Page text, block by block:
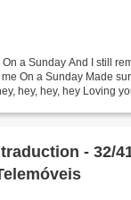
a Sunday And I still
On a Sunday Made
hey, hey, hey Loving
- 32/